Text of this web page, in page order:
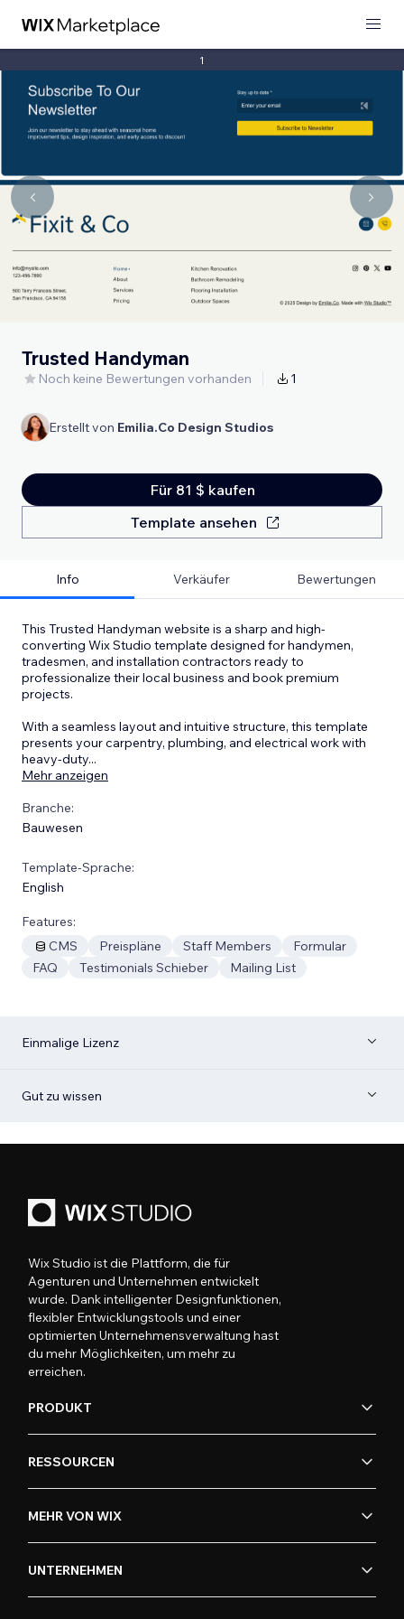
1
Trusted Handyman
Noch keine Bewertungen vorhanden 1
Erstellt von Emilia.Co Design Studios
Für 81 $ kaufen
Template ansehen
Info Verkäufer Bewertungen
This Trusted Handyman website is a sharp and high-
converting Wix Studio template designed for handymen,
tradesmen, and installation contractors ready to
professionalize their local business and book premium
projects.
With a seamless layout and intuitive structure, this template
presents your carpentry, plumbing, and electrical work with
heavy-duty...
Mehr anzeigen
Branche:
Bauwesen
Template-Sprache:
English
Features:
CMS
Preispläne Staff Members
Formular
FAQ
Testimonials Schieber Mailing List
Einmalige Lizenz
Gut zu wissen
Wix Studio ist die Plattform, die für
Agenturen und Unternehmen entwickelt
wurde. Dank intelligenter Designfunktionen,
flexibler Entwicklungstools und einer
optimierten Unternehmensverwaltung hast
du mehr Möglichkeiten, um mehr zu
erreichen.
PRODUKT
RESSOURCEN
MEHR VON WIX
UNTERNEHMEN